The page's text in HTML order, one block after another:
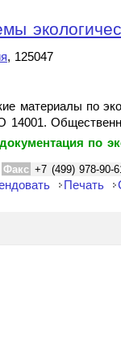
, 125047
материалы по
14001.
по
Факс +7 (499) 978-90-
Печать